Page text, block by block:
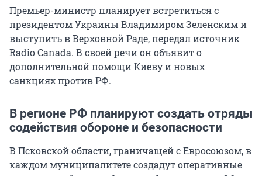
Премьер-министр планирует встретиться с
президентом Украины Владимиром Зеленским и
выступить в Верховной Раде, передал источник
Radio Canada. В своей речи он объявит о
дополнительной помощи Киеву и новых
санкциях против РФ.
В регионе РФ планируют создать отряды
содействия обороне и безопасности
В Псковской области, граничащей с Евросоюзом, в
каждом муниципалитете создадут оперативные